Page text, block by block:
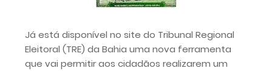
Já está disponível no site do Tribunal Regional
Eleitoral (TRE) da Bahia uma nova ferramenta
que vai permitir aos cidadãos realizarem um